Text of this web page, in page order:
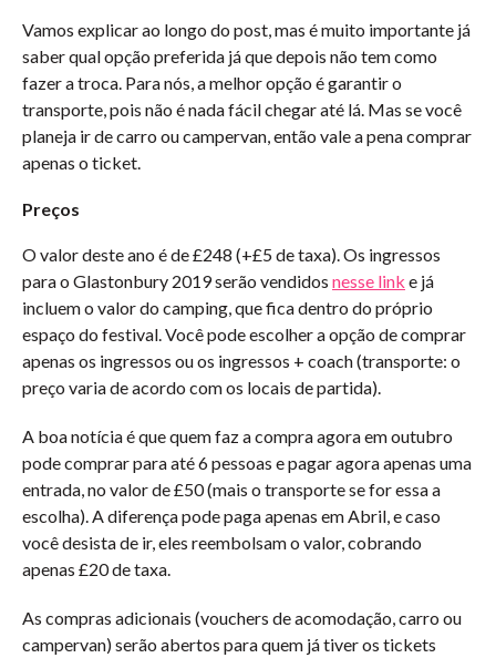
Vamos explicar ao longo do post, mas é muito importante já
saber qual opção preferida já que depois não tem como
fazer a troca. Para nós, a melhor opção é garantir o
transporte, pois não é nada fácil chegar até lá. Mas se você
planeja ir de carro ou campervan, então vale a pena comprar
apenas o ticket.
Preços
O valor deste ano é de £248 (+£5 de taxa). Os ingressos
para o Glastonbury 2019 serão vendidos nesse link e já
incluem o valor do camping, que fica dentro do próprio
espaço do festival. Você pode escolher a opção de comprar
apenas os ingressos ou os ingressos + coach (transporte: o
preço varia de acordo com os locais de partida).
A boa notícia é que quem faz a compra agora em outubro
pode comprar para até 6 pessoas e pagar agora apenas uma
entrada, no valor de £50 (mais o transporte se for essa a
escolha). A diferença pode paga apenas em Abril, e caso
você desista de ir, eles reembolsam o valor, cobrando
apenas £20 de taxa.
As compras adicionais (vouchers de acomodação, carro ou
campervan) serão abertos para quem já tiver os tickets